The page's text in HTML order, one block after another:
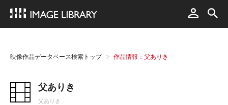
映像作品データベース検索トップ 作品情報：父ありき
父ありき
父ありき